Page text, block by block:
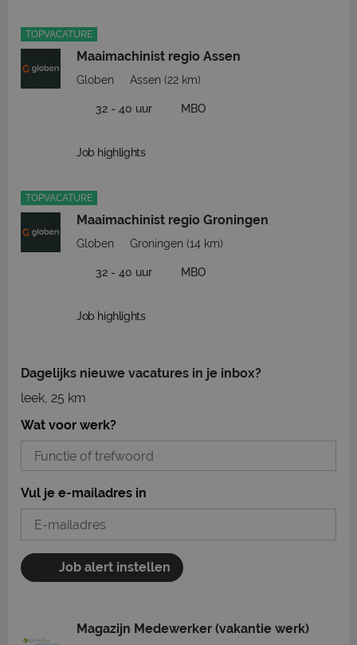
TOPVACATURE
Maaimachinist regio Assen
Globen Assen (22 km)
32 - 40 uur MBO
Job highlights
TOPVACATURE
Maaimachinist regio Groningen
Globen Groningen (14 km)
32 - 40 uur MBO
Job highlights
Dagelijks nieuwe vacatures in je inbox?
leek, 25 km
Wat voor werk?
Vul je e-mailadres in
Job alert instellen
Magazijn Medewerker (vakantie werk)